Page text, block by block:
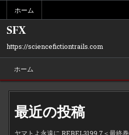
content
ホーム
SFX
https://sciencefictiontrails.com
ホーム
最近の投稿
ヤマトよ永遠に REBEL3199 7＜最終巻